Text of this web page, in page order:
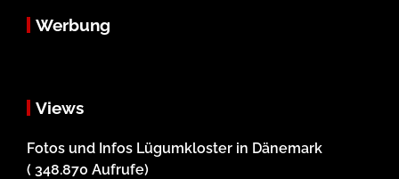
Werbung
Views
Fotos und Infos Lügumkloster in Dänemark
( 348.870 Aufrufe)